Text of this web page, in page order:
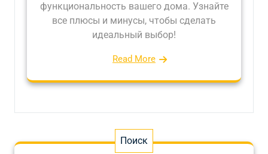
функциональность вашего дома. Узнайте
все плюсы и минусы, чтобы сделать
идеальный выбор!
Read More
Поиск